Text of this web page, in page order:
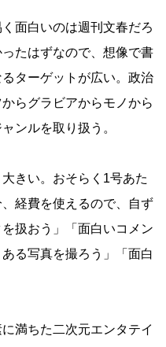
面白いのは週刊文春だろ
たはずなので、想像で書
ターゲットが広い。政治
らグラビアからモノから
ンルを取り扱う。
きい。おそらく1号あた
経費を使えるので、自ず
扱おう」「面白いコメン
る写真を撮ろう」「面白
満ちた二次元エンタテイ